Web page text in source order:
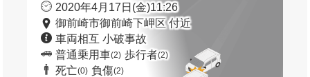
2020年4月17日(金)11:26
御前崎市御前崎下岬区 付近
車両相互 小破事故
普通乗用車(2) 歩行者(2)
死亡(0) 負傷(2)